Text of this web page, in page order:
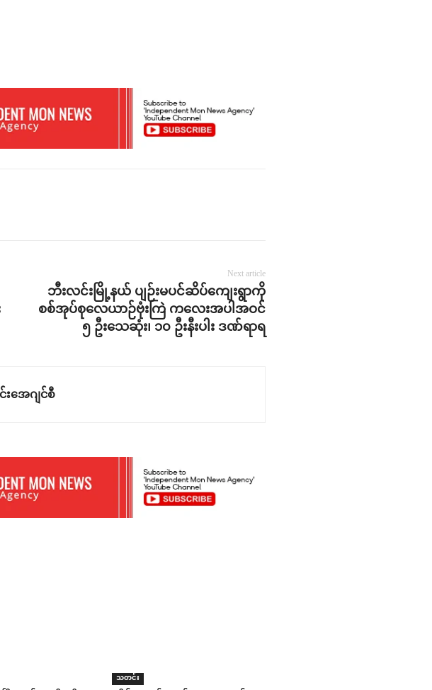
Next article
ဘီးလင်းမြို့နယ် ပျဉ်းမပင်ဆိပ်ကျေးရွာကို
စစ်အုပ်စုလေယာဉ်ဗုံးကြဲ ကလေးအပါအဝင်
၅ ဦးသေဆုံး၊ ၁၀ ဦးနီးပါး ဒဏ်ရာရ
အေဂျင်စီ
သတင်း